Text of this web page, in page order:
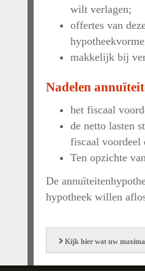
wilt verlagen;
offertes van
makkelijk bij
Nadelen
het fiscaal
de netto lasten
fiscaal voordeel
Ten opzichte
De
hypotheek willen
Kijk hier wat uw